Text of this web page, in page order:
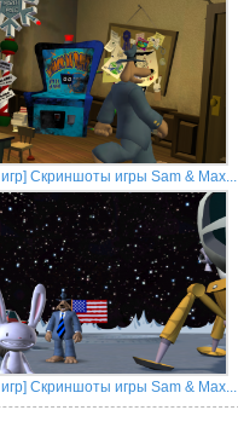
Скриншоты игры Sam & Max...
Скриншоты игры Sam & Max...